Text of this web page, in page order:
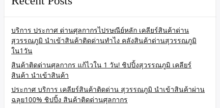
บริการ ประกาศ ด่านศุลกากรไปรษณีย์หลัก เคลียร์สินค้าด่าน
สุวรรณภูมิ นำเข้าสินค้าติดด่านทำไง คลังสินค้าด่านสุวรรณภูมิ
ใน1วัน
สินค้าติดด่านศุลกากร แก้ไวใน 1 วัน! ชิปปิ้งสุวรรณภูมิ เคลียร์
สินค้า นำเข้าสินค้า
ประกาศ บริการ เคลียร์สินค้าติดด่าน สุวรรณภูมิ นำเข้าสินค้าผ่าน
ฉลุย100% ชิปปิ้ง สินค้าติดด่านศุลกากร